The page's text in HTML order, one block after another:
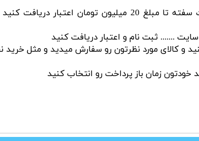
برای سهولت در خرید شما کاربران گرامی میتونید با ضمانت سفته تا مبلغ
....... ثبت نام و اعتبار دریافت کنید
و کالای مورد نظرتون رو سفارش میدید و مثل خرید